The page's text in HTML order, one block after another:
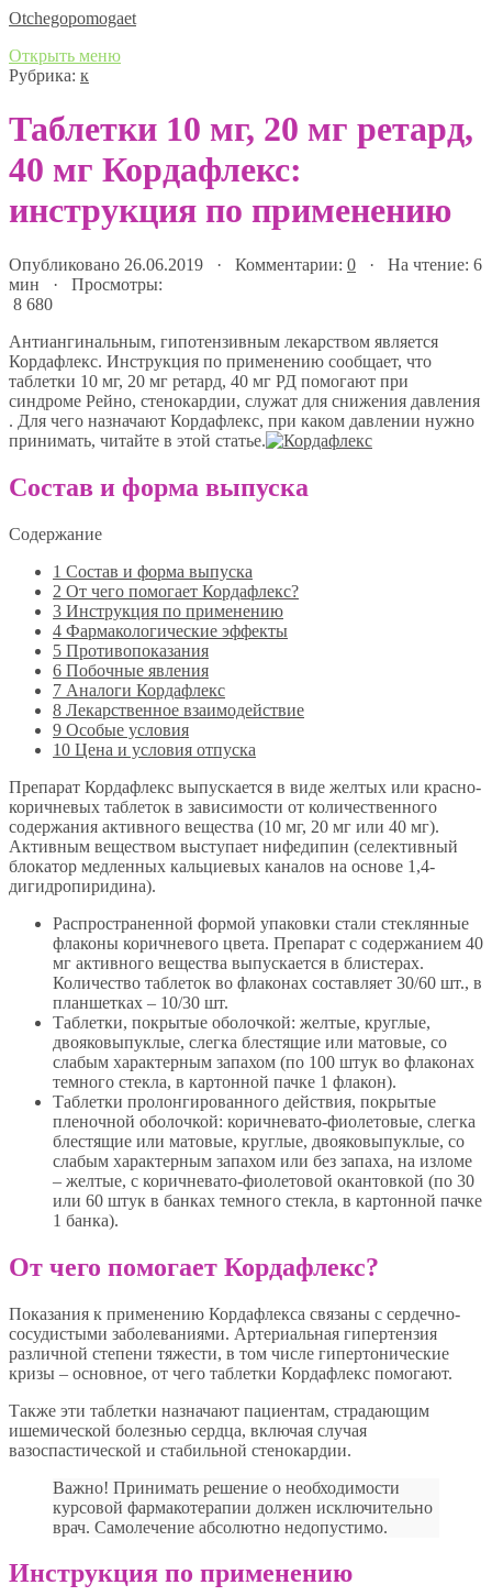
Оtchegopomogaet
Открыть меню
Рубрика: к
Таблетки 10 мг, 20 мг ретард,
40 мг Кордафлекс:
инструкция по применению
Опубликовано 26.06.2019 · Комментарии: 0 · На чтение: 6
мин · Просмотры:
8 680
Антиангинальным, гипотензивным лекарством является
Кордафлекс. Инструкция по применению сообщает, что
таблетки 10 мг, 20 мг ретард, 40 мг РД помогают при
синдроме Рейно, стенокардии, служат для снижения давления
. Для чего назначают Кордафлекс, при каком давлении нужно
принимать, читайте в этой статье.
Состав и форма выпуска
Содержание
1 Состав и форма выпуска
2 От чего помогает Кордафлекс?
3 Инструкция по применению
4 Фармакологические эффекты
5 Противопоказания
6 Побочные явления
7 Аналоги Кордафлекс
8 Лекарственное взаимодействие
9 Особые условия
10 Цена и условия отпуска
Препарат Кордафлекс выпускается в виде желтых или красно-
коричневых таблеток в зависимости от количественного
содержания активного вещества (10 мг, 20 мг или 40 мг).
Активным веществом выступает нифедипин (селективный
блокатор медленных кальциевых каналов на основе 1,4-
дигидропиридина).
Распространенной формой упаковки стали стеклянные
флаконы коричневого цвета. Препарат с содержанием 40
мг активного вещества выпускается в блистерах.
Количество таблеток во флаконах составляет 30/60 шт., в
планшетках – 10/30 шт.
Таблетки, покрытые оболочкой: желтые, круглые,
двояковыпуклые, слегка блестящие или матовые, со
слабым характерным запахом (по 100 штук во флаконах
темного стекла, в картонной пачке 1 флакон).
Таблетки пролонгированного действия, покрытые
пленочной оболочкой: коричневато-фиолетовые, слегка
блестящие или матовые, круглые, двояковыпуклые, со
слабым характерным запахом или без запаха, на изломе
– желтые, с коричневато-фиолетовой окантовкой (по 30
или 60 штук в банках темного стекла, в картонной пачке
1 банка).
От чего помогает Кордафлекс?
Показания к применению Кордафлекса связаны с сердечно-
сосудистыми заболеваниями. Артериальная гипертензия
различной степени тяжести, в том числе гипертонические
кризы – основное, от чего таблетки Кордафлекс помогают.
Также эти таблетки назначают пациентам, страдающим
ишемической болезнью сердца, включая случая
вазоспастической и стабильной стенокардии.
Важно! Принимать решение о необходимости
курсовой фармакотерапии должен исключительно
врач. Самолечение абсолютно недопустимо.
Инструкция по применению